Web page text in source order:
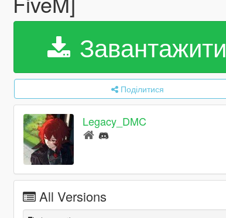
Завантажити
Поділитися
Legacy_DMC
All Versions